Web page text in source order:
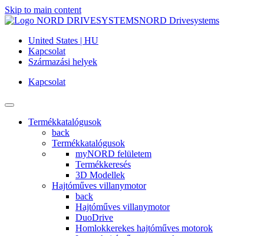
Skip to main content
NORD Drivesystems
United States | HU
Kapcsolat
Származási helyek
Kapcsolat
Termékkatalógusok
back
Termékkatalógusok
myNORD felületem
Termékkeresés
3D Modellek
Hajtóműves villanymotor
back
Hajtóműves villanymotor
DuoDrive
Homlokkerekes hajtóműves motorok